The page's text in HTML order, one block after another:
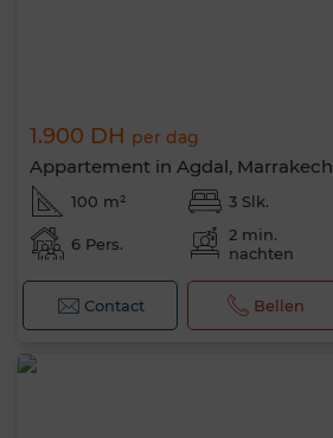
1.900 DH per dag
Appartement in Agdal, Marrakech
100 m² 3 Slk.
6 Pers.
2 min.
nachten
Contact Bellen